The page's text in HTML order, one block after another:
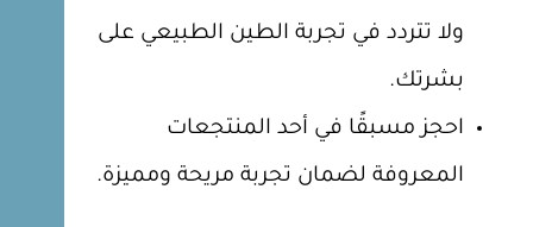
ولا تتردد في تجربة الطين الطبيعي على
بشرتك.
احجز مسبقًا في أحد المنتجعات
المعروفة لضمان تجربة مريحة ومميزة.